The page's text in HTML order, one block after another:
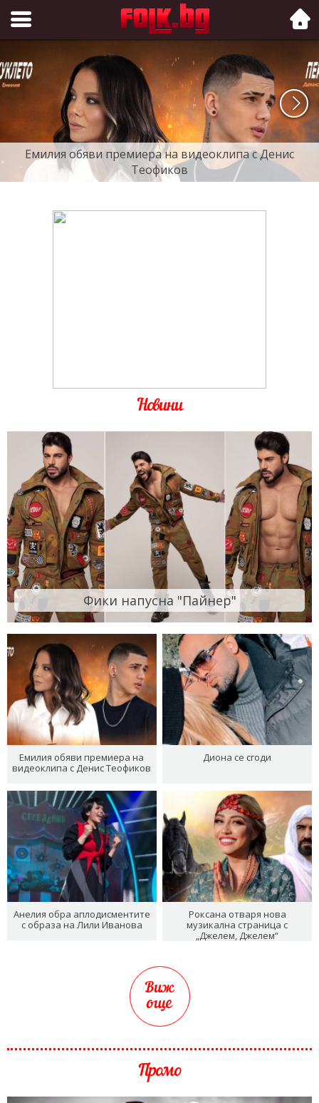
Folk.bg
Емилия обяви премиера на видеоклипа с Денис
Теофиков
Новини
Фики напусна "Пайнер"
Емилия обяви премиера на
видеоклипа с Денис Теофиков
Диона се сгоди
Анелия обра аплодисментите
с образа на Лили Иванова
Роксана отваря нова
музикална страница с
„Джелем, Джелем“
Виж
още
Промо